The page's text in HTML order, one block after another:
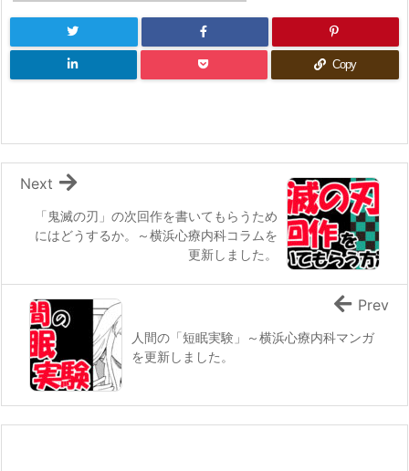
Copy
「鬼滅の刃」の次回作を書いてもらうため
にはどうするか。～横浜心療内科コラムを
更新しました。
Next
人間の「短眠実験」～横浜心療内科マンガ
を更新しました。
Prev